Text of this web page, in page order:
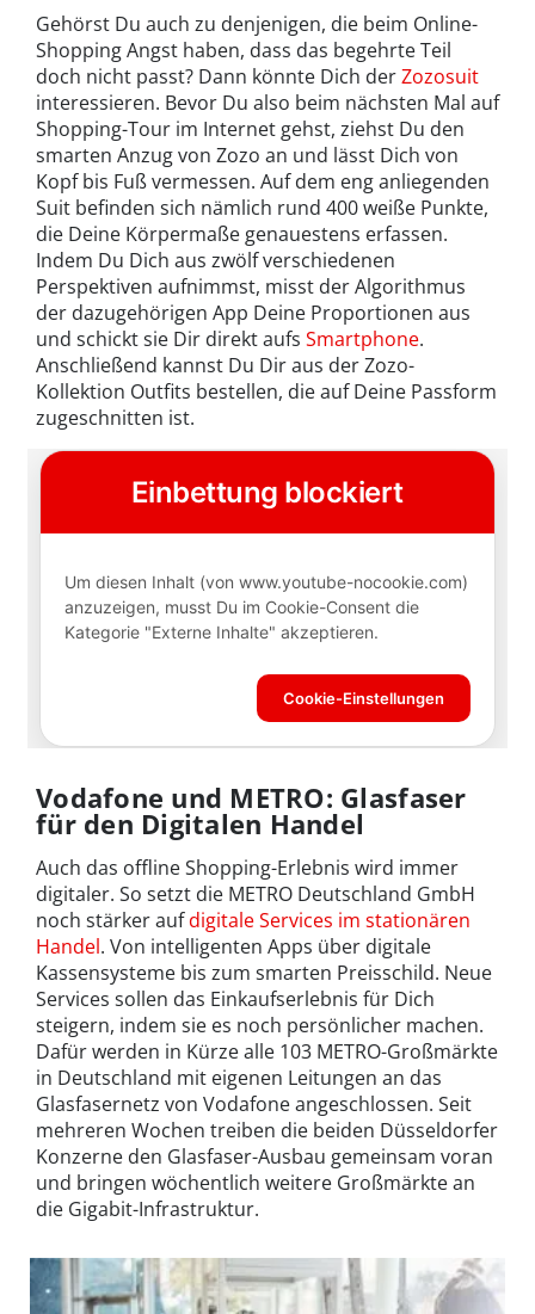
Gehörst Du auch zu denjenigen, die beim Online-
Shopping Angst haben, dass das begehrte Teil
doch nicht passt? Dann könnte Dich derZozosuit
interessieren. Bevor Du also beim nächsten Mal auf
Shopping-Tour im Internet gehst, ziehst Du den
smarten Anzug von Zozo an und lässt Dich von
Kopf bis Fuß vermessen. Auf dem eng anliegenden
Suit befinden sich nämlich rund 400 weiße Punkte,
die Deine Körpermaße genauestens erfassen.
Indem Du Dich aus zwölf verschiedenen
Perspektiven aufnimmst, misst der Algorithmus
der dazugehörigen App Deine Proportionen aus
und schickt sie Dir direkt aufs Smartphone.
Anschließend kannst Du Dir aus der Zozo-
Kollektion Outfits bestellen, die auf Deine Passform
zugeschnitten ist.
Vodafone und METRO: Glasfaser
für den Digitalen Handel
Auch das offline Shopping-Erlebnis wird immer
digitaler. So setzt die METRO Deutschland GmbH
noch stärker aufdigitale Services im stationären
Handel. Von intelligenten Apps über digitale
Kassensysteme bis zum smarten Preisschild. Neue
Services sollen das Einkaufserlebnis für Dich
steigern, indem sie es noch persönlicher machen.
Dafür werden in Kürze alle 103 METRO-Großmärkte
in Deutschland mit eigenen Leitungen an das
Glasfasernetz von Vodafone angeschlossen. Seit
mehreren Wochen treiben die beiden Düsseldorfer
Konzerne den Glasfaser-Ausbau gemeinsam voran
und bringen wöchentlich weitere Großmärkte an
die Gigabit-Infrastruktur.